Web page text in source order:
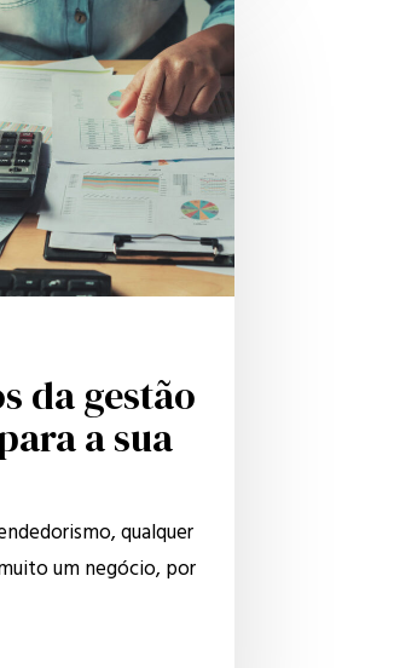
da gestão
a sua
qualquer
um negócio, por